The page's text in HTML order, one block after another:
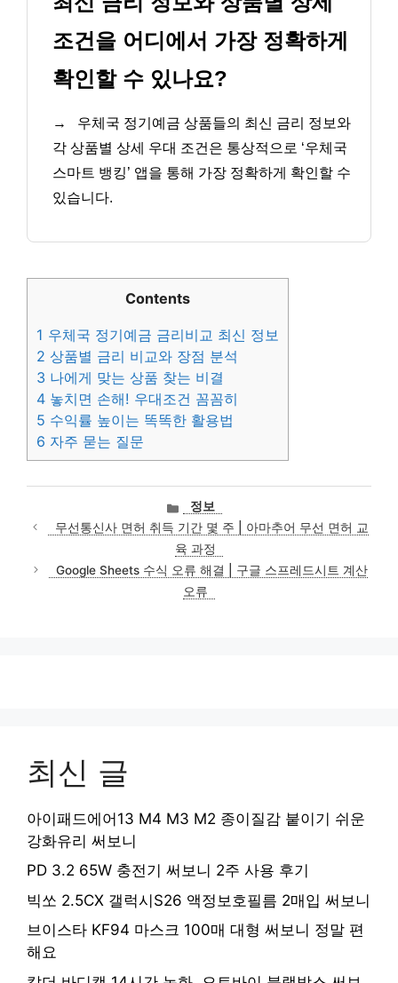
조건을 어디에서 가장 정확하게
확인할 수 있나요?
→
우체국 정기예금 상품들의 최신 금리 정보와
각 상품별 상세 우대 조건은 통상적으로 ‘우체국
스마트 뱅킹’ 앱을 통해 가장 정확하게 확인할 수
있습니다.
Contents
1 우체국 정기예금 금리비교 최신 정보
2 상품별 금리 비교와 장점 분석
3 나에게 맞는 상품 찾는 비결
4 놓치면 손해! 우대조건 꼼꼼히
5 수익률 높이는 똑똑한 활용법
6 자주 묻는 질문
카
테
고
리
정보
무선통신사 면허 취득 기간 몇 주 | 아마추어 무선 면허 교
육 과정
Google Sheets 수식 오류 해결 | 구글 스프레드시트 계산
오류
최신 글
아이패드에어13 M4 M3 M2 종이질감 붙이기 쉬운
강화유리 써보니
PD 3.2 65W 충전기 써보니 2주 사용 후기
빅쏘 2.5CX 갤럭시S26 액정보호필름 2매입 써보니
브이스타 KF94 마스크 100매 대형 써보니 정말 편
해요